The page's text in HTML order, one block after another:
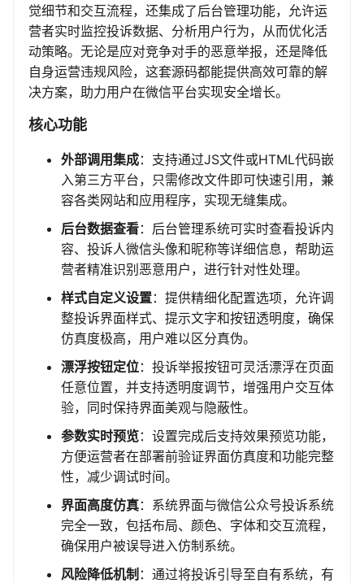
觉细节和交互流程，还集成了后台管理功能，允许运
营者实时监控投诉数据、分析用户行为，从而优化活
动策略。无论是应对竞争对手的恶意举报，还是降低
自身运营违规风险，这套源码都能提供高效可靠的解
决方案，助力用户在微信平台实现安全增长。
核心功能
外部调用集成：支持通过JS文件或HTML代码嵌
入第三方平台，只需修改文件即可快速引用，兼
容各类网站和应用程序，实现无缝集成。
后台数据查看：后台管理系统可实时查看投诉内
容、投诉人微信头像和昵称等详细信息，帮助运
营者精准识别恶意用户，进行针对性处理。
样式自定义设置：提供精细化配置选项，允许调
整投诉界面样式、提示文字和按钮透明度，确保
仿真度极高，用户难以区分真伪。
漂浮按钮定位：投诉举报按钮可灵活漂浮在页面
任意位置，并支持透明度调节，增强用户交互体
验，同时保持界面美观与隐蔽性。
参数实时预览：设置完成后支持效果预览功能，
方便运营者在部署前验证界面仿真度和功能完整
性，减少调试时间。
界面高度仿真：系统界面与微信公众号投诉系统
完全一致，包括布局、颜色、字体和交互流程，
确保用户被误导进入仿制系统。
风险降低机制 ：通过将投诉引导至自有系统，有